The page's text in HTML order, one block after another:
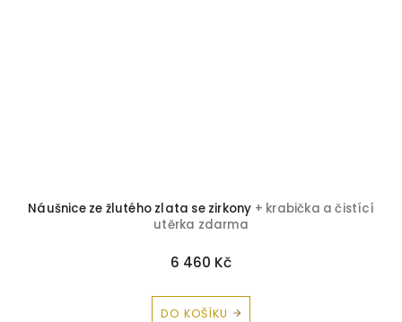
Náušnice ze žlutého zlata se zirkony + krabička a čistící
utěrka zdarma
6 460 Kč
DO KOŠÍKU